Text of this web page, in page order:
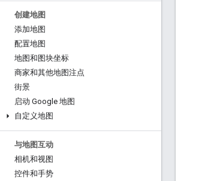
创建地图
添加地图
配置地图
地图和图块坐标
商家和其他地图注点
街景
启动 Google 地图
自定义地图
与地图互动
相机和视图
控件和手势